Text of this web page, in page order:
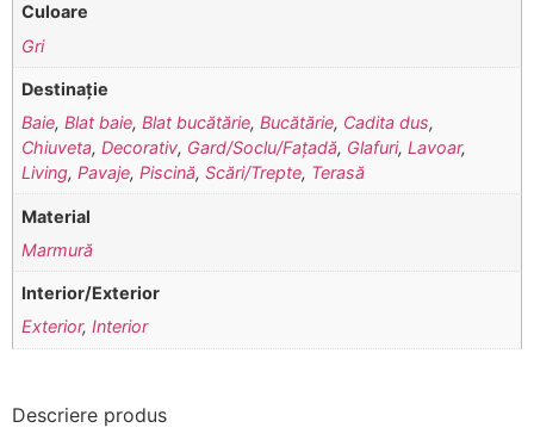
Culoare
Gri
Destinație
Baie,Blat baie,Blat bucătărie,Bucătărie, Cadita dus,
Chiuveta,Decorativ, Gard/Soclu/Fațadă, Glafuri,Lavoar,
Living,Pavaje,Piscină,Scări/Trepte, Terasă
Material
Marmură
Interior/Exterior
Exterior,Interior
Descriere produs